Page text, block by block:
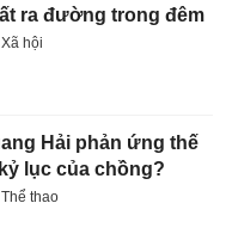
ra đường trong đêm
Xã hội
Hải phản ứng thế
lục của chồng?
Thể thao